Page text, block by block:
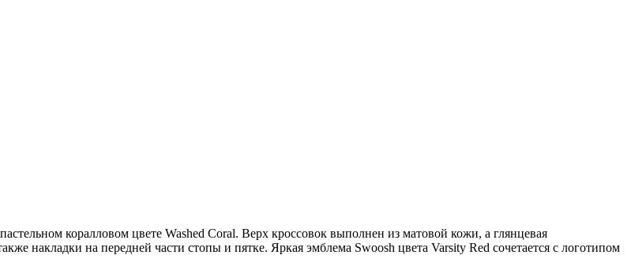
коралловом цвете Washed Coral. Верх кроссовок выполнен из матовой кожи, а глянцевая
накладки на передней части стопы и пятке. Яркая эмблема Swoosh цвета Varsity Red сочетается с логотипом